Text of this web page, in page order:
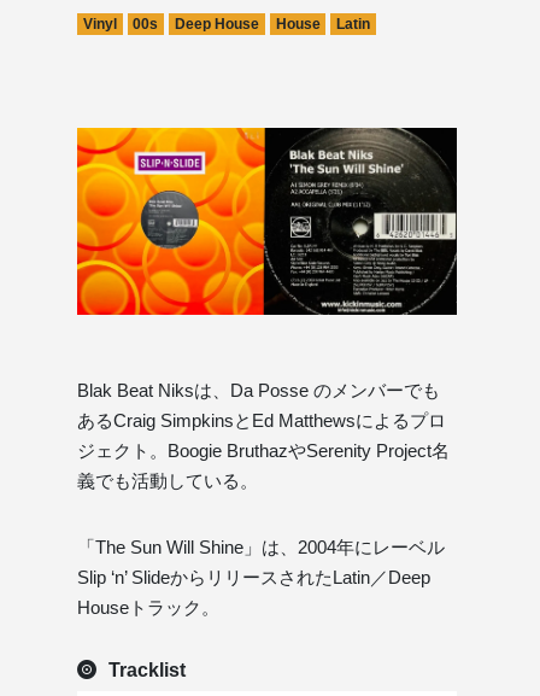
Vinyl 00s Deep House House Latin
Blak Beat Niksは、Da Posse のメンバーでも
あるCraig SimpkinsとEd Matthewsによるプロ
ジェクト。Boogie BruthazやSerenity Project名
義でも活動している。
「The Sun Will Shine」は、2004年にレーベル
Slip ‘n’ SlideからリリースされたLatin／Deep
Houseトラック。
Tracklist